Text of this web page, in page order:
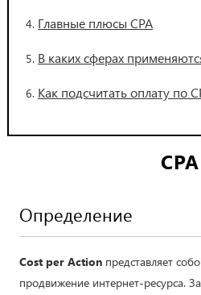
Главные плюсы СРА
В каких сферах
Как подсчитать оплату по
CPA
Определение
Cost per Action представляет
продвижение интернет-ресурса.